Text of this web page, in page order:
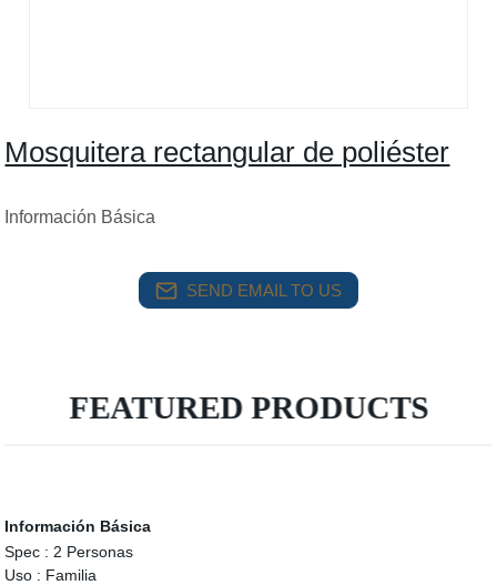
Mosquitera rectangular de poliéster
Información Básica
SEND EMAIL TO US
FEATURED PRODUCTS
Información Básica
Spec : 2 Personas
Uso : Familia